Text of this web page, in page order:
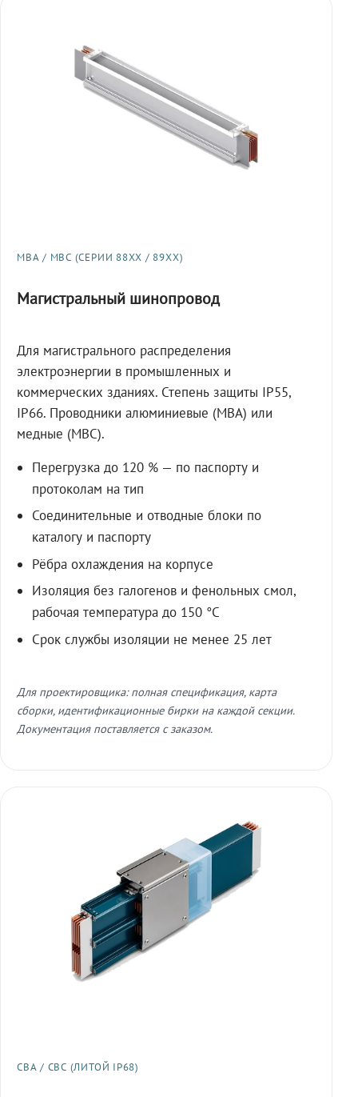
МВА / МВС (СЕРИИ 88XX / 89XX)
Магистральный шинопровод
Для магистрального распределения
электроэнергии в промышленных и
коммерческих зданиях. Степень защиты IP55,
IP66. Проводники алюминиевые (МВА) или
медные (МВС).
Перегрузка до 120 % — по паспорту и
протоколам на тип
Соединительные и отводные блоки по
каталогу и паспорту
Рёбра охлаждения на корпусе
Изоляция без галогенов и фенольных смол,
рабочая температура до 150 °C
Срок службы изоляции не менее 25 лет
Для проектировщика: полная спецификация, карта
сборки, идентификационные бирки на каждой секции.
Документация поставляется с заказом.
СВА / СВС (ЛИТОЙ IP68)